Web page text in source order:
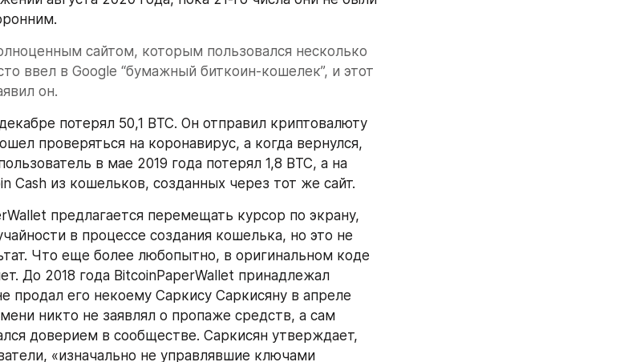
сайтом, которым пользовался несколько
ввел в Google “бумажный биткоин-кошелек”, и этот
он.
потерял 50,1 BTC. Он отправил криптовалюту
проверяться на коронавирус, а когда вернулся,
в мае 2019 года потерял 1,8 BTC, а на
Cash из кошельков, созданных через тот же сайт.
предлагается перемещать курсор по экрану,
в процессе создания кошелька, но это не
Что еще более любопытно, в оригинальном коде
До 2018 года BitcoinPaperWallet принадлежал
продал его некоему Саркису Саркисяну в апреле
никто не заявлял о пропаже средств, а сам
доверием в сообществе. Саркисян утверждает,
«изначально не управлявшие ключами